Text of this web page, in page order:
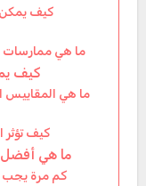
كيف يمكن
ما هي ممارسات
كيف
ما هي المقاييس
كيف تؤثر
ما هي أفضل
كم مرة يجب